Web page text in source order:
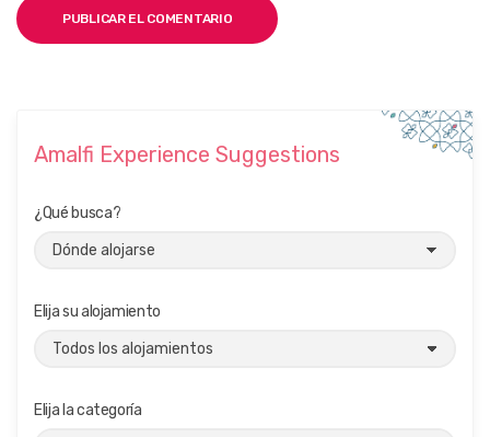
Amalfi Experience Suggestions
¿Qué busca?
Elija su alojamiento
Elija la categoría